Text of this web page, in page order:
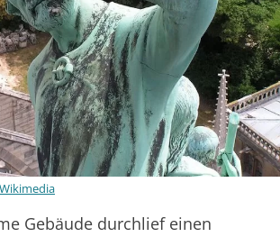
Gebäude durchlief einen